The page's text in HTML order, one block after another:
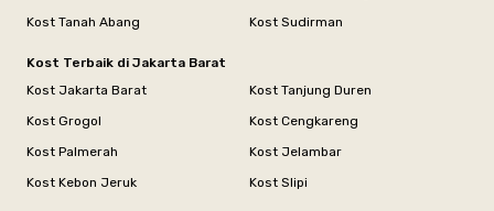
Kost Tanah Abang
Kost Sudirman
Kost Terbaik di Jakarta Barat
Kost Jakarta Barat
Kost Tanjung Duren
Kost Grogol
Kost Cengkareng
Kost Palmerah
Kost Jelambar
Kost Kebon Jeruk
Kost Slipi